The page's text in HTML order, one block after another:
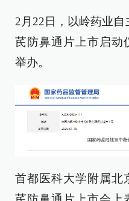
2月22日，以岭药业
芪防鼻通片上市启动
举办。
首都医科大学附属北